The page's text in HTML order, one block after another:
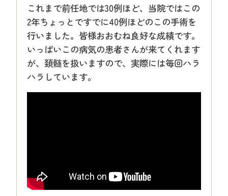
これまで前任地では30例ほど、当院ではこの
2年ちょっとですでに40例ほどのこの手術を
行いました。皆様おおむね良好な成績です。
いっぱいこの病気の患者さんが来てくれます
が、頚髄を扱いますので、実際には毎回ハラ
ハラしています。